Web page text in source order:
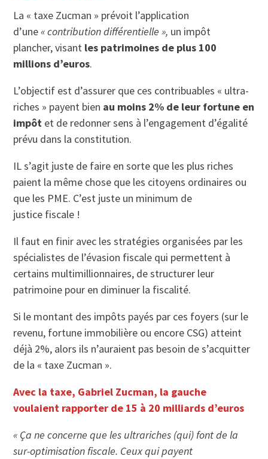
La « taxe Zucman » prévoit l’application
d’une« contribution différentielle », un impôt
plancher, visant les patrimoines de plus 100
millions d’euros.
L’objectif est d’assurer que ces contribuables « ultra-
riches » payent bien au moins 2% de leur fortune en
impôt et de redonner sens à l’engagement d’égalité
prévu dans la constitution.
IL s’agit juste de faire en sorte que les plus riches
paient la même chose que les citoyens ordinaires ou
que les PME. C’est juste un minimum de
justice fiscale !
Il faut en finir avec les stratégies organisées par les
spécialistes de l’évasion fiscale qui permettent à
certains multimillionnaires, de structurer leur
patrimoine pour en diminuer la fiscalité.
Si le montant des impôts payés par ces foyers (sur le
revenu, fortune immobilière ou encore CSG) atteint
déjà 2%, alors ils n’auraient pas besoin de s’acquitter
de la « taxe Zucman ».
Avec la taxe, Gabriel Zucman, la gauche
voulaient rapporter de 15 à 20 milliards d’euros
« Ça ne concerne que les ultrariches (qui) font de la
sur-optimisation fiscale. Ceux qui payent